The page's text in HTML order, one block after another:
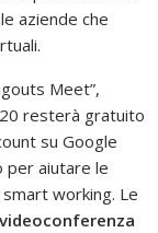
aziende che
Meet”,
resterà gratuito
su Google
per aiutare le
working. Le